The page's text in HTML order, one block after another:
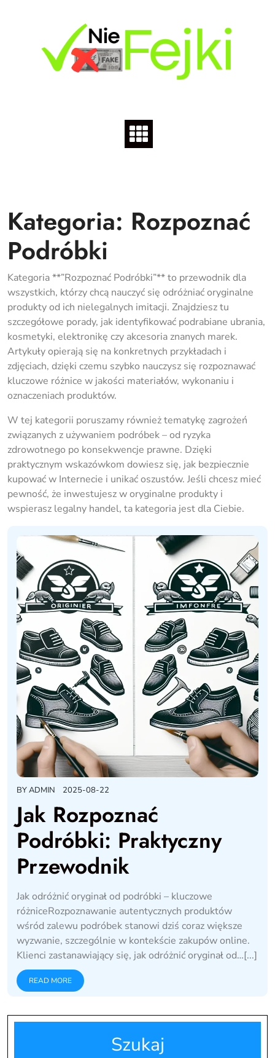
Kategoria: Rozpoznać
Podróbki
Kategoria **”Rozpoznać Podróbki”** to przewodnik dla
wszystkich, którzy chcą nauczyć się odróżniać oryginalne
produkty od ich nielegalnych imitacji. Znajdziesz tu
szczegółowe porady, jak identyfikować podrabiane ubrania,
kosmetyki, elektronikę czy akcesoria znanych marek.
Artykuły opierają się na konkretnych przykładach i
zdjęciach, dzięki czemu szybko nauczysz się rozpoznawać
kluczowe różnice w jakości materiałów, wykonaniu i
oznaczeniach produktów.
W tej kategorii poruszamy również tematykę zagrożeń
związanych z używaniem podróbek – od ryzyka
zdrowotnego po konsekwencje prawne. Dzięki
praktycznym wskazówkom dowiesz się, jak bezpiecznie
kupować w Internecie i unikać oszustów. Jeśli chcesz mieć
pewność, że inwestujesz w oryginalne produkty i
wspierasz legalny handel, ta kategoria jest dla Ciebie.
BYADMIN 2025-08-22
Jak Rozpoznać
Podróbki: Praktyczny
Przewodnik
Jak odróżnić oryginał od podróbki – kluczowe
różniceRozpoznawanie autentycznych produktów
wśród zalewu podróbek stanowi dziś coraz większe
wyzwanie, szczególnie w kontekście zakupów online.
Klienci zastanawiający się, jak odróżnić oryginał od…[...]
READ MORE
Szukaj